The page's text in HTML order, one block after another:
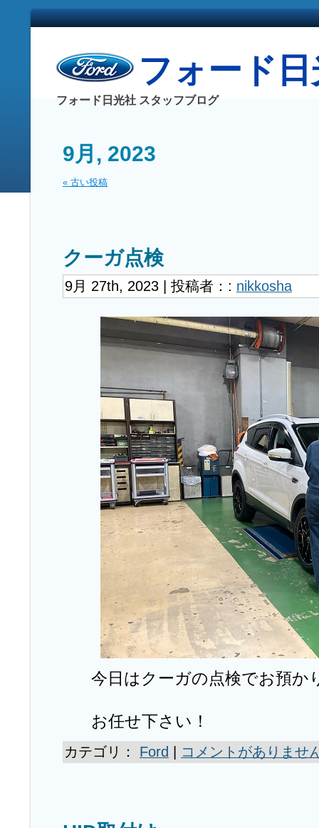
フォード
フォード日光社 スタッフブログ
9月, 2023
« 古い投稿
クーガ点検
9月 27th, 2023 | 投稿者：: nikkosha
今日はクーガの点検でお預か
お任せ下さい！
カテゴリ： Ford | コメントがありませ